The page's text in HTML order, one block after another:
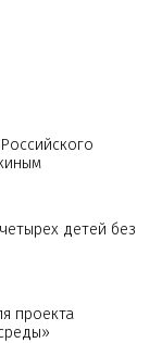
детей без
проекта